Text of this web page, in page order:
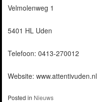
Velmolenweg 1
5401 HL Uden
Telefoon: 0413-270012
Website: www.attentivuden.nl
Posted in Nieuws